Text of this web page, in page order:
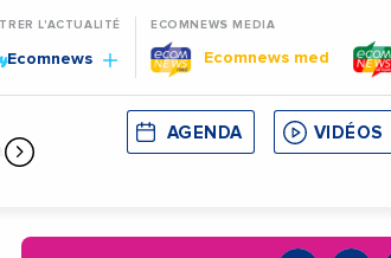
L'ACTUALITÉ
Ecomnews
ECOMNEWS MEDIA
Ecomnews med
CORSE MONACO CATALOGNE
AGENDA VIDÉOS